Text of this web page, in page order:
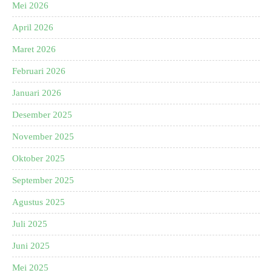
Mei 2026
April 2026
Maret 2026
Februari 2026
Januari 2026
Desember 2025
November 2025
Oktober 2025
September 2025
Agustus 2025
Juli 2025
Juni 2025
Mei 2025